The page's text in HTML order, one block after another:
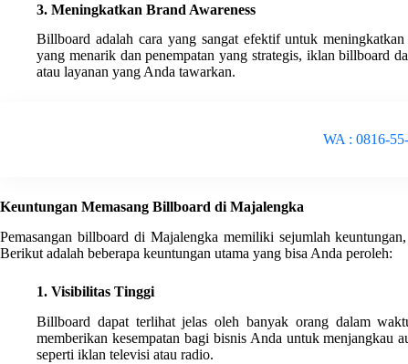
3. Meningkatkan Brand Awareness
Billboard adalah cara yang sangat efektif untuk
yang menarik dan penempatan yang strategis, iklan billboard
atau layanan yang Anda tawarkan.
WA : 0816-
Keuntungan Memasang Billboard di Majalengka
Pemasangan billboard di Majalengka memiliki sejumlah
Berikut adalah beberapa keuntungan utama yang bisa Anda peroleh:
1. Visibilitas Tinggi
Billboard dapat terlihat jelas oleh banyak orang dalam
memberikan kesempatan bagi bisnis Anda untuk menjangkau
seperti iklan televisi atau radio.